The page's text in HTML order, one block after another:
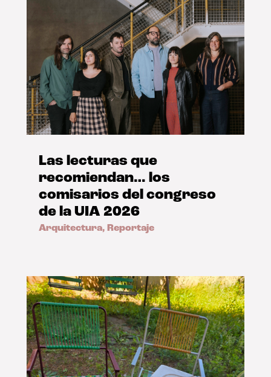
Las lecturas que
recomiendan… los
comisarios del congreso
de la UIA 2026
Arquitectura, Reportaje